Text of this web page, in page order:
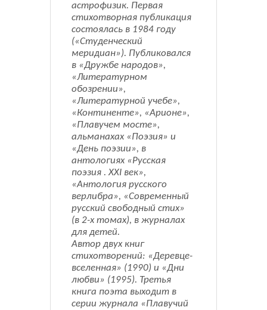
астрофизик. Первая
стихотворная публикация
состоялась в 1984 году
(«Студенческий
меридиан»). Публиковался
в «Дружбе народов»,
«Литературном
обозрении»,
«Литературной учебе»,
«Континенте», «Арионе»,
«Плавучем мосте»,
альманахах «Поэзия» и
«День поэзии», в
антологиях «Русская
поэзия . XXI век»,
«Антология русского
верлибра», «Современный
русский свободный стих»
(в 2-х томах), в журналах
для детей.
Автор двух книг
стихотворений: «Деревце-
вселенная» (1990) и «Дни
любви» (1995). Третья
книга поэта выходит в
серии журнала «Плавучий